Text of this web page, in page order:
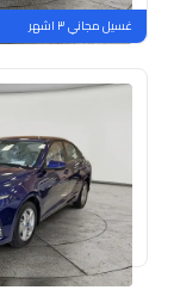
غسيل مجاني ٣ اشهر
جديدة